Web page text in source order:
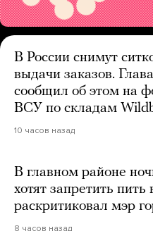
В России снимут
выдачи заказов.
сообщил об этом на
ВСУ по складам
10 часов назад
В главном районе
хотят запретить
раскритиковал мэр
8 часов назад